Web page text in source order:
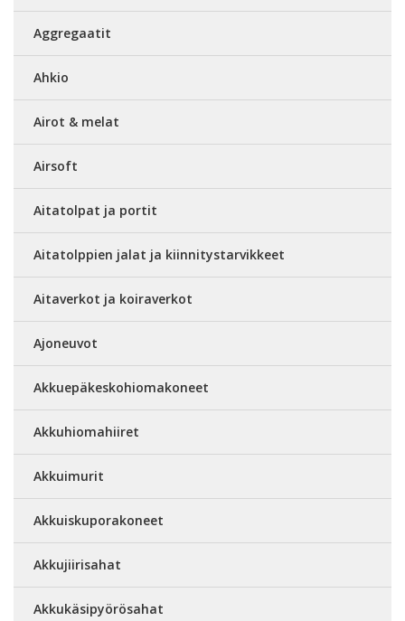
Aggregaatit
Ahkio
Airot & melat
Airsoft
Aitatolpat ja portit
Aitatolppien jalat ja kiinnitystarvikkeet
Aitaverkot ja koiraverkot
Ajoneuvot
Akkuepäkeskohiomakoneet
Akkuhiomahiiret
Akkuimurit
Akkuiskuporakoneet
Akkujiirisahat
Akkukäsipyörösahat